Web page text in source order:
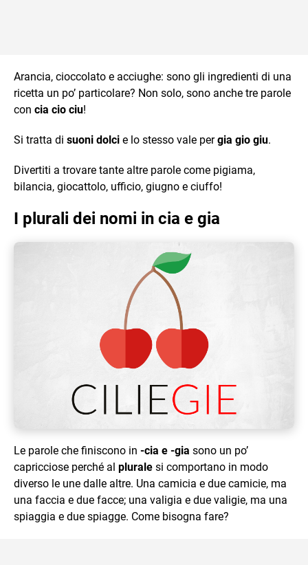
Arancia, cioccolato e acciughe: sono gli ingredienti di una
ricetta un po’ particolare? Non solo, sono anche tre parole
con cia cio ciu!
Si tratta di suoni dolci e lo stesso vale pergia gio giu.
Divertiti a trovare tante altre parole come pigiama,
bilancia, giocattolo, ufficio, giugno e ciuffo!
I plurali dei nomi in cia e gia
Le parole che finiscono in -cia e -gia sono un po’
capricciose perché al plurale si comportano in modo
diverso le une dalle altre. Una camicia e due camicie, ma
una faccia e due facce; una valigia e due valigie, ma una
spiaggia e due spiagge. Come bisogna fare?